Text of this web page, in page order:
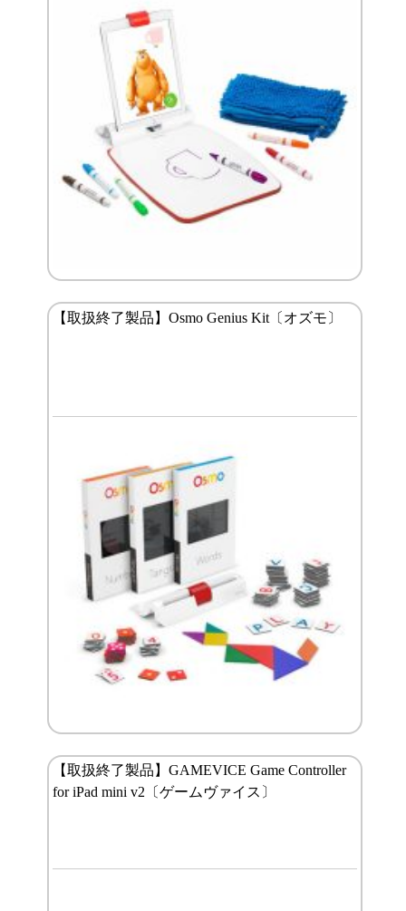
【取扱終了製品】Osmo Genius Kit〔オズモ〕
【取扱終了製品】GAMEVICE Game Controller
for iPad mini v2〔ゲームヴァイス〕